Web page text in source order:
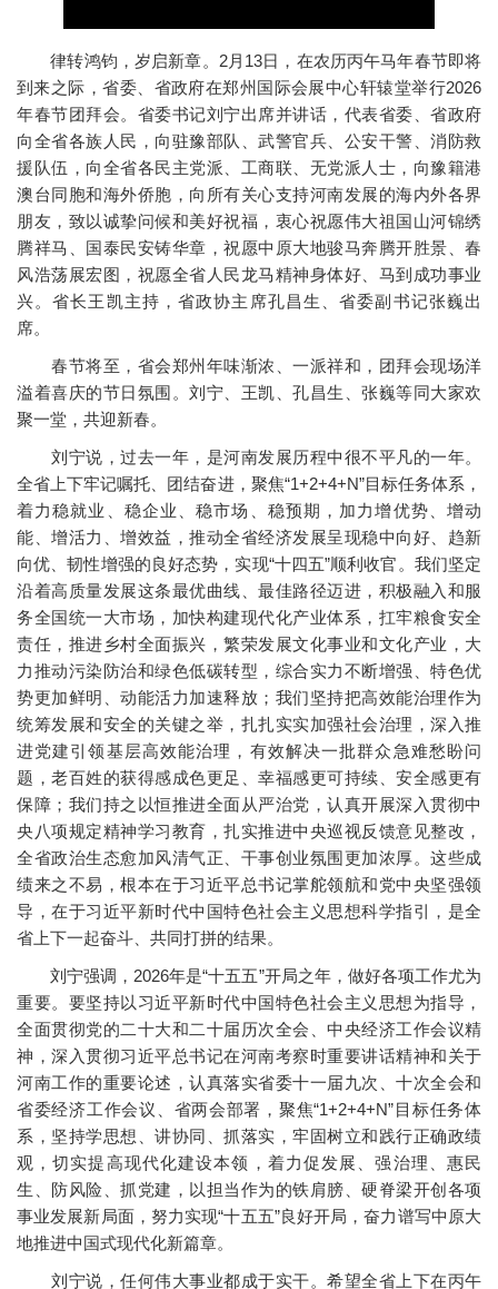
律转鸿钧，岁启新章。2月13日，在农历丙午马年春节即将
到来之际，省委、省政府在郑州国际会展中心轩辕堂举行2026
年春节团拜会。省委书记刘宁出席并讲话，代表省委、省政府
向全省各族人民，向驻豫部队、武警官兵、公安干警、消防救
援队伍，向全省各民主党派、工商联、无党派人士，向豫籍港
澳台同胞和海外侨胞，向所有关心支持河南发展的海内外各界
朋友，致以诚挚问候和美好祝福，衷心祝愿伟大祖国山河锦绣
腾祥马、国泰民安铸华章，祝愿中原大地骏马奔腾开胜景、春
风浩荡展宏图，祝愿全省人民龙马精神身体好、马到成功事业
兴。省长王凯主持，省政协主席孔昌生、省委副书记张巍出
席。
春节将至，省会郑州年味渐浓、一派祥和，团拜会现场洋
溢着喜庆的节日氛围。刘宁、王凯、孔昌生、张巍等同大家欢
聚一堂，共迎新春。
刘宁说，过去一年，是河南发展历程中很不平凡的一年。
全省上下牢记嘱托、团结奋进，聚焦“1+2+4+N”目标任务体系，
着力稳就业、稳企业、稳市场、稳预期，加力增优势、增动
能、增活力、增效益，推动全省经济发展呈现稳中向好、趋新
向优、韧性增强的良好态势，实现“十四五”顺利收官。我们坚定
沿着高质量发展这条最优曲线、最佳路径迈进，积极融入和服
务全国统一大市场，加快构建现代化产业体系，扛牢粮食安全
责任，推进乡村全面振兴，繁荣发展文化事业和文化产业，大
力推动污染防治和绿色低碳转型，综合实力不断增强、特色优
势更加鲜明、动能活力加速释放；我们坚持把高效能治理作为
统筹发展和安全的关键之举，扎扎实实加强社会治理，深入推
进党建引领基层高效能治理，有效解决一批群众急难愁盼问
题，老百姓的获得感成色更足、幸福感更可持续、安全感更有
保障；我们持之以恒推进全面从严治党，认真开展深入贯彻中
央八项规定精神学习教育，扎实推进中央巡视反馈意见整改，
全省政治生态愈加风清气正、干事创业氛围更加浓厚。这些成
绩来之不易，根本在于习近平总书记掌舵领航和党中央坚强领
导，在于习近平新时代中国特色社会主义思想科学指引，是全
省上下一起奋斗、共同打拼的结果。
刘宁强调，2026年是“十五五”开局之年，做好各项工作尤为
重要。要坚持以习近平新时代中国特色社会主义思想为指导，
全面贯彻党的二十大和二十届历次全会、中央经济工作会议精
神，深入贯彻习近平总书记在河南考察时重要讲话精神和关于
河南工作的重要论述，认真落实省委十一届九次、十次全会和
省委经济工作会议、省两会部署，聚焦“1+2+4+N”目标任务体
系，坚持学思想、讲协同、抓落实，牢固树立和践行正确政绩
观，切实提高现代化建设本领，着力促发展、强治理、惠民
生、防风险、抓党建，以担当作为的铁肩膀、硬脊梁开创各项
事业发展新局面，努力实现“十五五”良好开局，奋力谱写中原大
地推进中国式现代化新篇章。
刘宁说，任何伟大事业都成于实干。希望全省上下在丙午